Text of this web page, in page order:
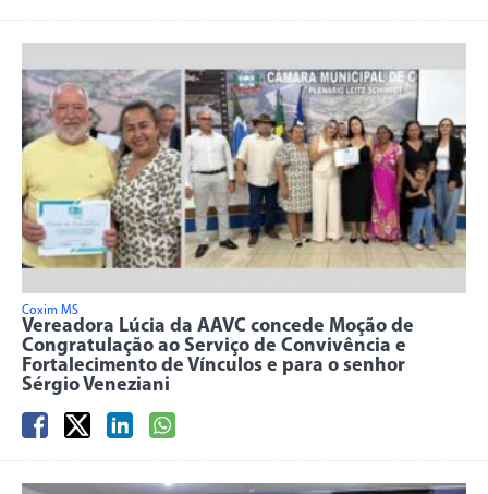
Coxim MS
Vereadora Lúcia da AAVC concede Moção de
Congratulação ao Serviço de Convivência e
Fortalecimento de Vínculos e para o senhor
Sérgio Veneziani